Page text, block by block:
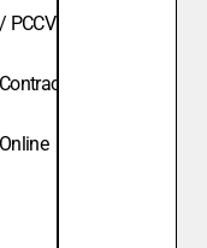
/ PCCV
Contracheque
Online